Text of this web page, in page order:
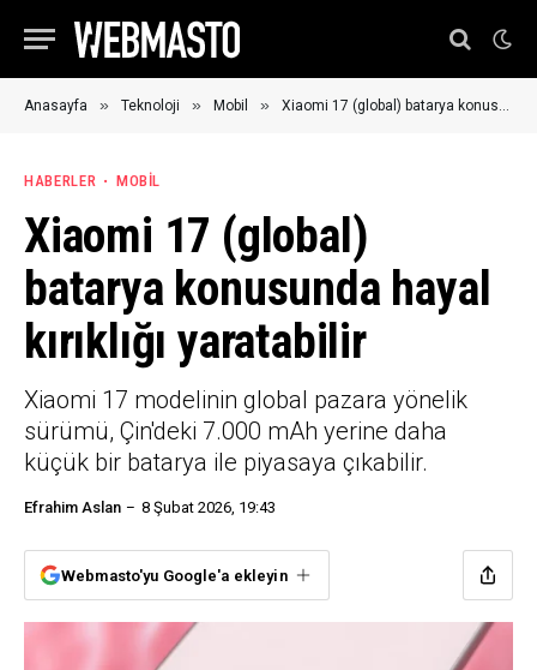
Anasayfa » Teknoloji » Mobil » Xiaomi 17 (global) batarya konusunda hayal kırıklığı yaratabilir
HABERLER MOBIL
Xiaomi 17 (global)
batarya konusunda hayal
kırıklığı yaratabilir
Xiaomi 17 modelinin global pazara yönelik
sürümü, Çin'deki 7.000 mAh yerine daha
küçük bir batarya ile piyasaya çıkabilir.
Efrahim Aslan 8 Şubat 2026, 19:43
Webmasto'yu Google'a ekleyin